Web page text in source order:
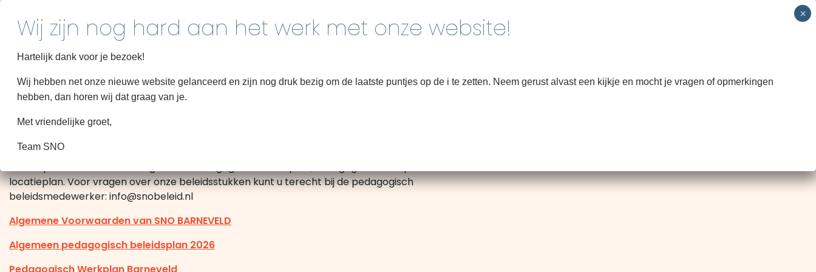
Documenten
Hieronder zijn een aantal van onze belangrijke documenten terug te vinden. Ons pedagogisch
locatieplan. Voor vragen over onze beleidsstukken kunt u terecht bij de pedagogisch
beleidsmedewerker: info@snobeleid.nl
Algemene Voorwaarden van SNO BARNEVELD
Algemeen pedagogisch beleidsplan 2026
Hartelijk dank voor je bezoek!
Wij hebben net onze nieuwe website gelanceerd en zijn nog druk bezig om de laatste puntjes op de i te zetten. Neem gerust alvast een kijkje en mocht je vragen of opmerkingen
hebben, dan horen wij dat graag van je.
Met vriendelijke groet,
Team SNO